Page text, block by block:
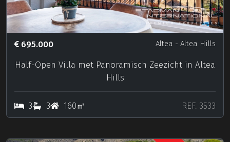
695.000 Altea - Altea Hills
Half-Open Villa met Panoramisch Zeezicht in Altea
Hills
3 3 160㎡ REF. 3533